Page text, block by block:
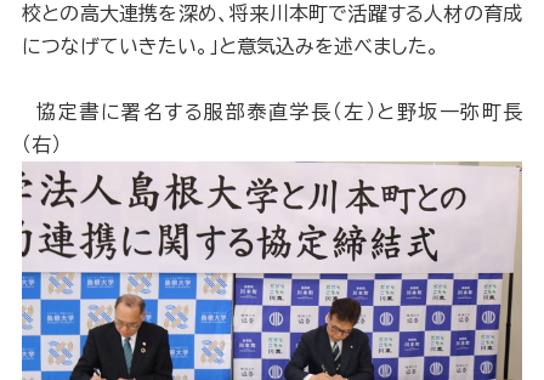
校との高大連携を深め、将来川本町で活躍する人材の育成
につなげていきたい。」と意気込みを述べました。
協定書に署名する服部泰直学長（左）と野坂一弥町長
（右）